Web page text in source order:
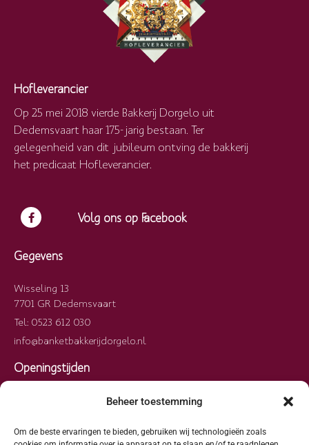
Beheer toestemming
Om de beste ervaringen te bieden, gebruiken wij technologieën zoals
Hofleverancier
Op 25 mei 2018 vierde Bakkerij Dorgelo uit
Dedemsvaart haar 175-jarig bestaan. Ter
gelegenheid van dit jubileum ontving de bakkerij
het predicaat Hofleverancier.
Volg ons op Facebook
Gegevens
Wisseling 13
7701 GR Dedemsvaart
Tel: 0523 612 030
info@banketbakkerijdorgelo.nl
Openingstijden
Woensdag
09:00 – 13:00
09:00 – 13:00